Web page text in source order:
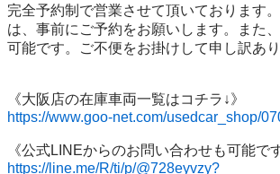
完全予約制で営業させて頂いております
は、事前にご予約をお願いします。また
可能です。ご不便をお掛けして申し訳あ
https://www.goo-net.com/usedcar_shop/
https://line.me/R/ti/p/@728eyvzy?